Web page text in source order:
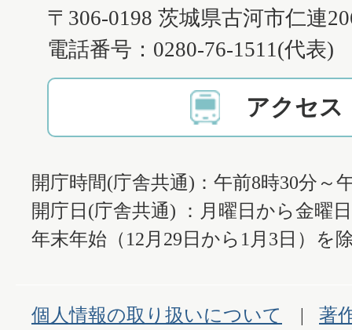
〒306-0198 茨城県古河市仁連
電話番号：0280-76-1511(代表)
アクセス
開庁時間(庁舎共通)：午前8時30分～
開庁日(庁舎共通) ：月曜日から金曜
年末年始（12月29日から1月3日）を
個人情報の取り扱いについて
著